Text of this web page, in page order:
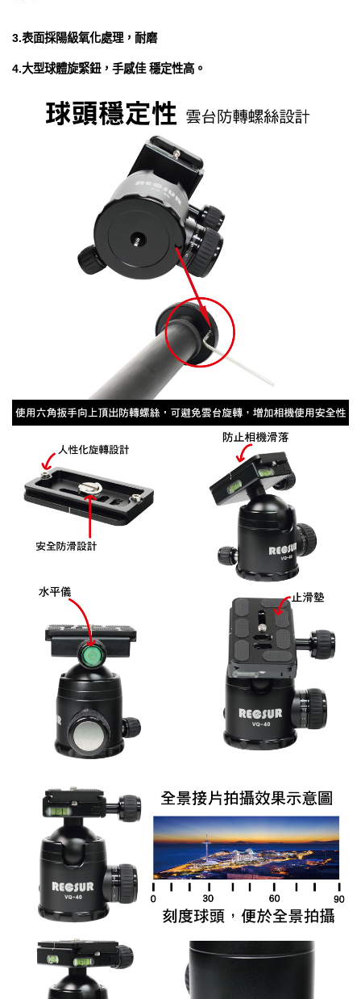
3.表面採陽級氧化處理，耐磨
4.大型球體旋緊鈕，手感佳 穩定性高。